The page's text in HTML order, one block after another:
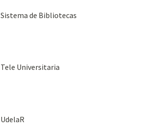
Sistema de Bibliotecas
Tele Universitaria
UdelaR